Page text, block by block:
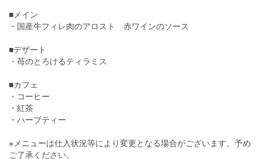
■メイン
・国産牛フィレ肉のアロスト 赤ワインのソース
■デザート
・苺のとろけるティラミス
■カフェ
・コーヒー
・紅茶
・ハーブティー
※メニューは仕入状況等により変更となる場合がございます。予め
ご了承ください。